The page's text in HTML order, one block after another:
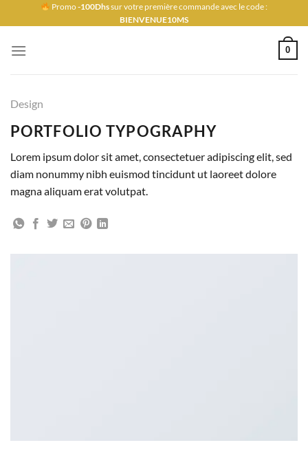
au
Promo-100Dhssur votre première commande avec le code :
BIENVENUE10MS
0
Design
PORTFOLIO TYPOGRAPHY
Lorem ipsum dolor sit amet, consectetuer adipiscing elit, sed
diam nonummy nibh euismod tincidunt ut laoreet dolore
magna aliquam erat volutpat.